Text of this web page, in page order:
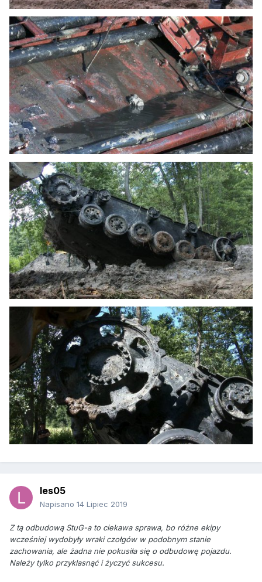
les05
Napisano 14 Lipiec 2019
Z tą odbudową StuG-a to ciekawa sprawa, bo różne ekipy
wcześniej wydobyły wraki czołgów w podobnym stanie
zachowania, ale żadna nie pokusiła się o odbudowę pojazdu.
Należy tylko przyklasnąć i życzyć sukcesu.